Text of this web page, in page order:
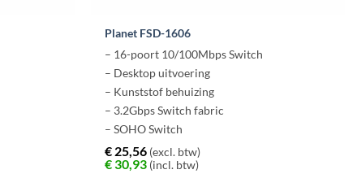
Planet FSD-1606
– 16-poort 10/100Mbps Switch
– Desktop uitvoering
– Kunststof behuizing
– 3.2Gbps Switch fabric
– SOHO Switch
€ 25,56 (excl. btw)
€30,93 (incl. btw)